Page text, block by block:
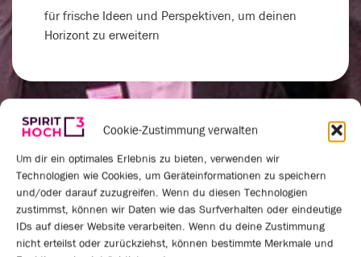
Cookie-Zustimmung verwalten
Um dir ein optimales Erlebnis zu bieten, verwenden wir
Technologien wie Cookies, um Geräteinformationen zu speichern
und/oder darauf zuzugreifen. Wenn du diesen Technologien
zustimmst, können wir Daten wie das Surfverhalten oder eindeutige
IDs auf dieser Website verarbeiten. Wenn du deine Zustimmung
nicht erteilst oder zurückziehst, können bestimmte Merkmale und
für frische Ideen und Perspektiven, um deinen
Horizont zu erweitern
04.
VERNETZUNGSRUNDEN UND
PRAXISAUSTAUSCH